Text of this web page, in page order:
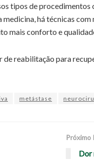
tipos de
há técnicas
mais conforto e
reabilitação para
metástase
Próximo
Dor